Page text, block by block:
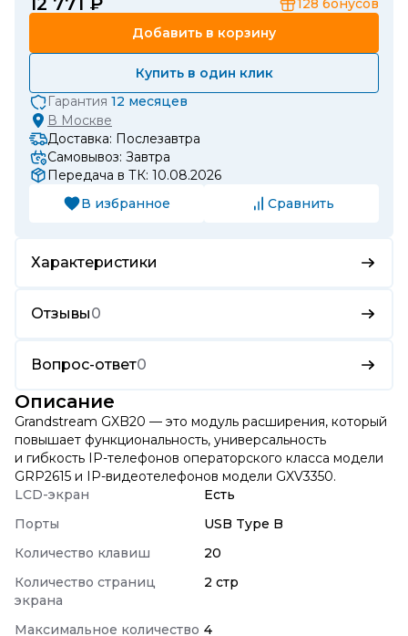
128 бонусов
Добавить в корзину
Купить в один клик
Гарантия 12 месяцев
В Москве
Доставка: Послезавтра
Самовывоз: Завтра
Передача в ТК: 10.08.2026
В избранное
Сравнить
Характеристики
Отзывы0
Вопрос-ответ0
Описание
Grandstream GXB20 — это модуль расширения, который
повышает функциональность, универсальность
и гибкость IP-телефонов операторского класса модели
GRP2615 и IP-видеотелефонов модели GXV3350.
LCD-экран
Есть
Порты
USB Type B
Количество клавиш
20
Количество страниц
экрана
2 стр
Максимальное количество 4